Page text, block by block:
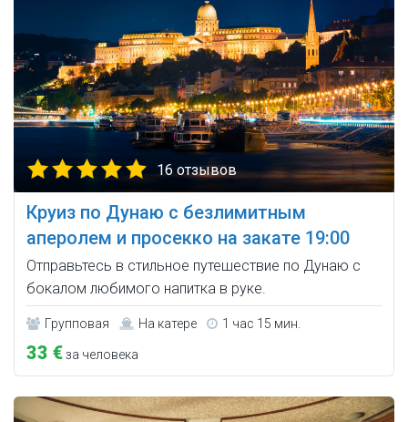
16 отзывов
Круиз по Дунаю с безлимитным
аперолем и просекко на закате 19:00
Отправьтесь в стильное путешествие по Дунаю с
бокалом любимого напитка в руке.
Групповая На катере 1 час 15 мин.
33 €за человека